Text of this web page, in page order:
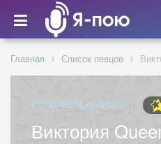
Главная Список певцов
ИСПОЛНИТЕЛЬНИЦА
Виктория